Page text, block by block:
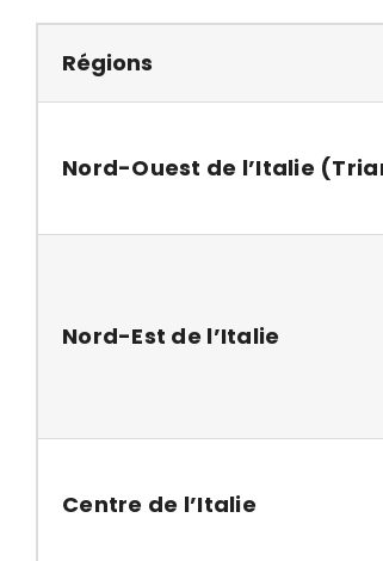
Régions
Nord-Ouest de l’Italie
Nord-Est de l’Italie
Centre de l’Italie